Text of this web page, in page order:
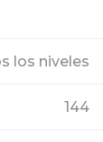
los niveles
144